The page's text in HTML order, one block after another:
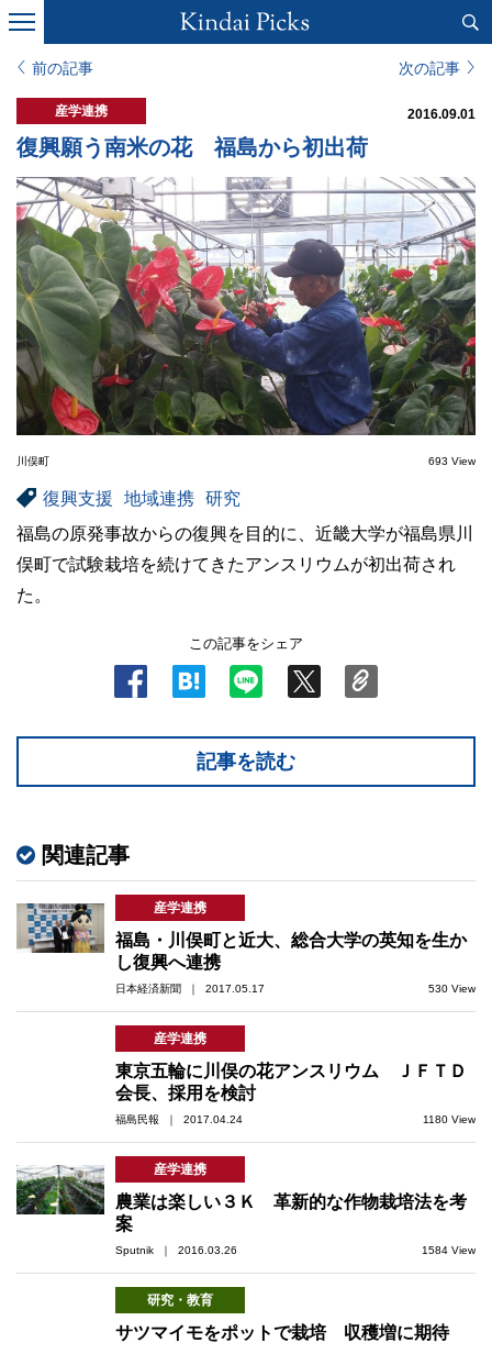
前の記事 次の記事
産学連携 2016.09.01
復興願う南米の花 福島から初出荷
川俣町 693 View
復興支援 地域連携 研究
福島の原発事故からの復興を目的に、近畿大学が福島県川
俣町で試験栽培を続けてきたアンスリウムが初出荷され
た。
この記事をシェア
記事を読む
関連記事
産学連携
福島・川俣町と近大、総合大学の英知を生か
し復興へ連携
日本経済新聞 ｜ 2017.05.17 530 View
産学連携
東京五輪に川俣の花アンスリウム ＪＦＴＤ
会長、採用を検討
福島民報 ｜ 2017.04.24 1180 View
産学連携
農業は楽しい３Ｋ 革新的な作物栽培法を考
案
Sputnik ｜ 2016.03.26 1584 View
研究・教育
サツマイモをポットで栽培 収穫増に期待